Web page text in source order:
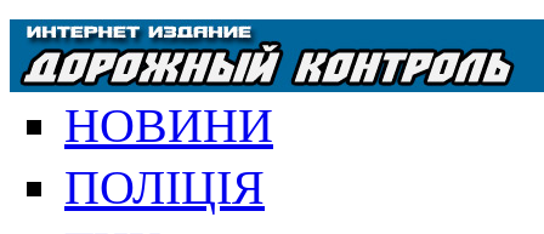
НОВИНИ
ПОЛІЦІЯ